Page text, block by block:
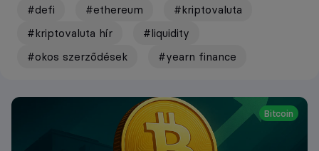
#defi
#ethereum
#kriptovaluta
#kriptovaluta hír
#liquidity
#okos szerződések
#yearn finance
Bitcoin